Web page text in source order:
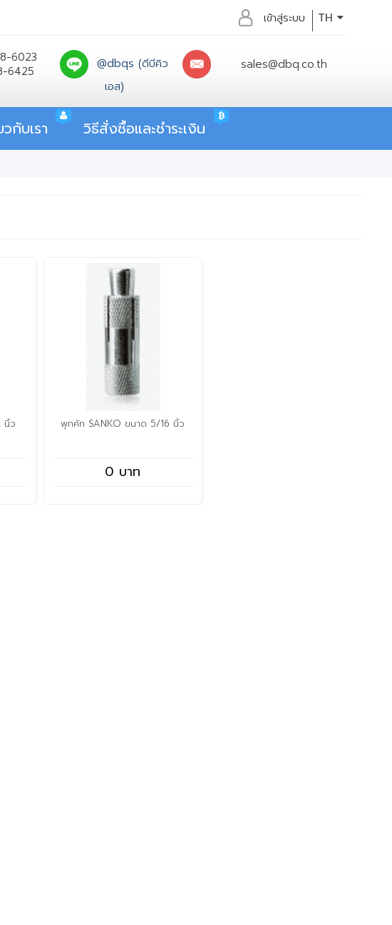
TH
เข้าสู่ระบบ
6023
6425
@dbqs (ดีบีคิว
เอส)
sales@dbq.co.th
วกับเรา วิธีสั่งซื้อและชำระเงิน
นิ้ว พุกคัท SANKO ขนาด 5/16 นิ้ว
0 บาท